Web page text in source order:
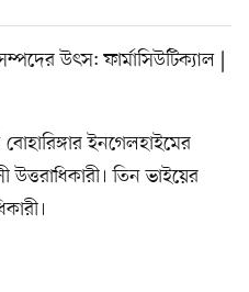
উৎস: ফার্মাসিউটিক্যাল |
ইনগেলহাইমের
তিন ভাইয়ের